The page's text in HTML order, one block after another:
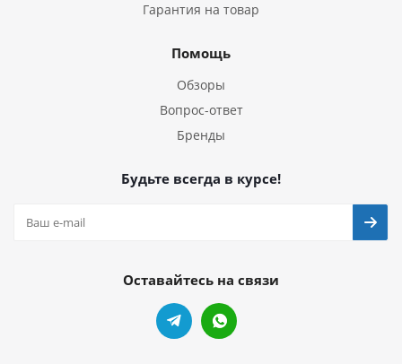
Гарантия на товар
Помощь
Обзоры
Вопрос-ответ
Бренды
Будьте всегда в курсе!
Оставайтесь на связи